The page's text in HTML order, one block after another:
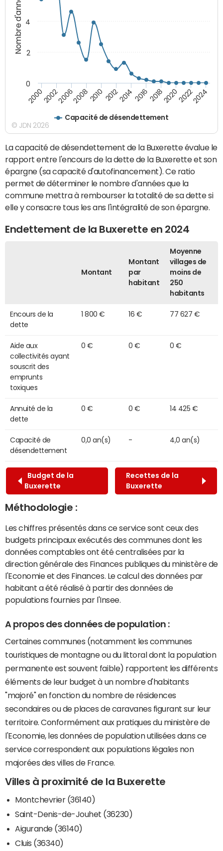
Nombre d'années
Capacité de désendettement
20002002200620082010 2012201420162018202020222024
0
2
4
© JDN 2026
La capacité de désendettement de la Buxerette évalue le
rapport entre l'encours de la dette de la Buxerette et son
épargne (sa capacité d'autofinancement). Ce ratio
permet de déterminer le nombre d'années que la
commune mettra à rembourser la totalité de sa dette si
elle y consacre tous les ans l'intégralité de son épargne.
Endettement de la Buxerette en 2024
Montant
Montant
par
habitant
Moyenne
villages de
moins de
250
habitants
Encours de la
dette
1 800 € 16 € 77 627 €
Aide aux
collectivités ayant
souscrit des
emprunts
toxiques
0 € 0 € 0 €
Annuité de la
dette
0 € 0 € 14 425 €
Capacité de
désendettement
0,0 an(s) - 4,0 an(s)
Budget de la
Buxerette
Recettes de la
Buxerette
Méthodologie :
Les chiffres présentés dans ce service sont ceux des
budgets principaux exécutés des communes dont les
données comptables ont été centralisées par la
direction générale des Finances publiques du ministère de
l'Economie et des Finances. Le calcul des données par
habitant a été réalisé à partir des données de
populations fournies par l'Insee.
A propos des données de population :
Certaines communes (notamment les communes
touristiques de montagne ou du littoral dont la population
permanente est souvent faible) rapportent les différents
éléments de leur budget à un nombre d'habitants
"majoré" en fonction du nombre de résidences
secondaires ou de places de caravanes figurant sur leur
territoire. Conformément aux pratiques du ministère de
l'Economie, les données de population utilisées dans ce
service correspondent aux populations légales non
majorées des villes de France.
Villes à proximité de la Buxerette
Montchevrier (36140)
Saint-Denis-de-Jouhet (36230)
Aigurande (36140)
Cluis (36340)